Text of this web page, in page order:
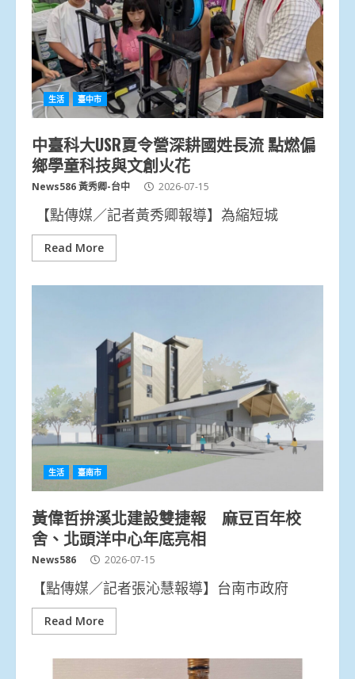
生活 臺中市
中臺科大USR夏令營深耕國姓長流 點燃偏
鄉學童科技與文創火花
News586 黃秀卿-台中 2026-07-15
【點傳媒／記者黃秀卿報導】為縮短城
Read More
生活 臺南市
黃偉哲拚溪北建設雙捷報 麻豆百年校
舍、北頭洋中心年底亮相
News586 2026-07-15
【點傳媒／記者張沁慧報導】台南市政府
Read More